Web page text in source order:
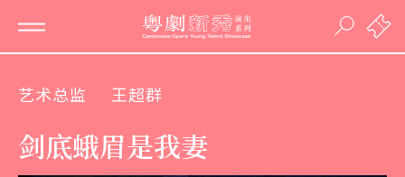
艺术总监 王超群
剑底蛾眉是我妻